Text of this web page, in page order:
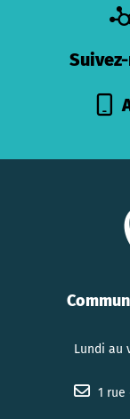
Lundi au
1 rue